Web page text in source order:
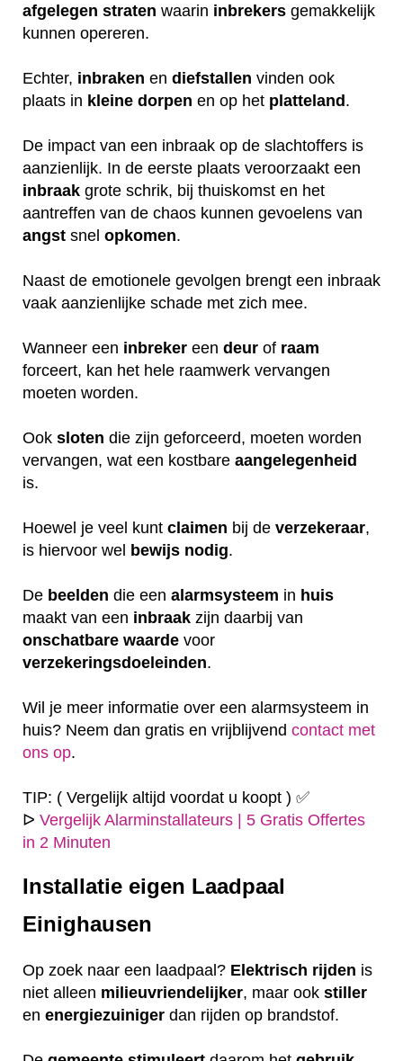
afgelegen straten waarin inbrekers gemakkelijk
kunnen opereren.
Echter, inbraken en diefstallen vinden ook
plaats in kleine dorpen en op het platteland.
De impact van een inbraak op de slachtoffers is
aanzienlijk. In de eerste plaats veroorzaakt een
inbraak grote schrik, bij thuiskomst en het
aantreffen van de chaos kunnen gevoelens van
angst snel opkomen.
Naast de emotionele gevolgen brengt een inbraak
vaak aanzienlijke schade met zich mee.
Wanneer een inbreker een deur of raam
forceert, kan het hele raamwerk vervangen
moeten worden.
Ook sloten die zijn geforceerd, moeten worden
vervangen, wat een kostbare aangelegenheid
is.
Hoewel je veel kunt claimen bij de verzekeraar,
is hiervoor wel bewijs nodig.
De beelden die een alarmsysteem in huis
maakt van een inbraak zijn daarbij van
onschatbare waarde voor
verzekeringsdoeleinden.
Wil je meer informatie over een alarmsysteem in
huis? Neem dan gratis en vrijblijvend contact met
ons op.
TIP: ( Vergelijk altijd voordat u koopt ) ✅
ᐅ Vergelijk Alarminstallateurs | 5 Gratis Offertes
in 2 Minuten
Installatie eigen Laadpaal
Einighausen
Op zoek naar een laadpaal? Elektrisch rijden is
niet alleen milieuvriendelijker, maar ook stiller
en energiezuiniger dan rijden op brandstof.